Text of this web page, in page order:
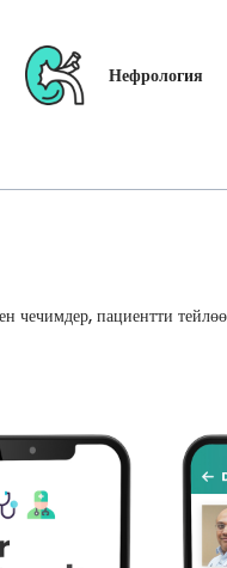
Нефрология
чечимдер, пациентти